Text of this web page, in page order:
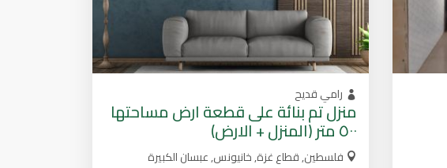
رامي قديح
منزل تم بنائة على قطعة ارض مساحتها
٥٠٠ متر (المنزل + الارض)
فلسطين, قطاع غزة, خانيونس, عبسان الكبيرة